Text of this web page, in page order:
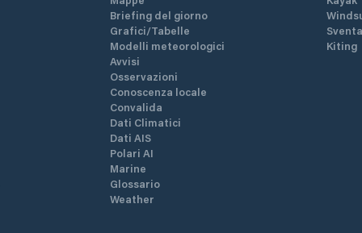
Briefing del giorno
Grafici/Tabelle
Modelli meteorologici
Avvisi
Osservazioni
Conoscenza locale
Convalida
Dati Climatici
Dati AIS
Polari AI
Marine
Glossario
Weather
Kiting